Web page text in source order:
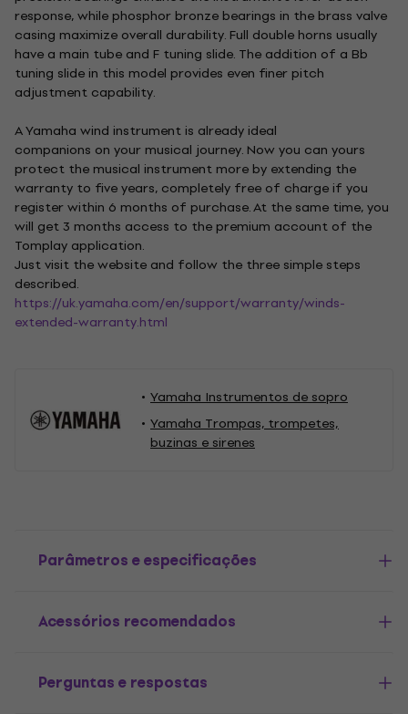
response, while phosphor bronze bearings in the brass valve
casing maximize overall durability. Full double horns usually
have a main tube and F tuning slide. The addition of a Bb
tuning slide in this model provides even finer pitch
adjustment capability.
A Yamaha wind instrument is already ideal
companions on your musical journey. Now you can yours
protect the musical instrument more by extending the
warranty to five years, completely free of charge if you
register within 6 months of purchase. At the same time, you
will get 3 months access to the premium account of the
Tomplay application.
Just visit the website and follow the three simple steps
described.
https://uk.yamaha.com/en/support/warranty/winds-
extended-warranty.html
Yamaha Instrumentos de sopro
Yamaha Trompas, trompetes,
buzinas e sirenes
Parâmetros e especificações
Acessórios recomendados
Perguntas e respostas